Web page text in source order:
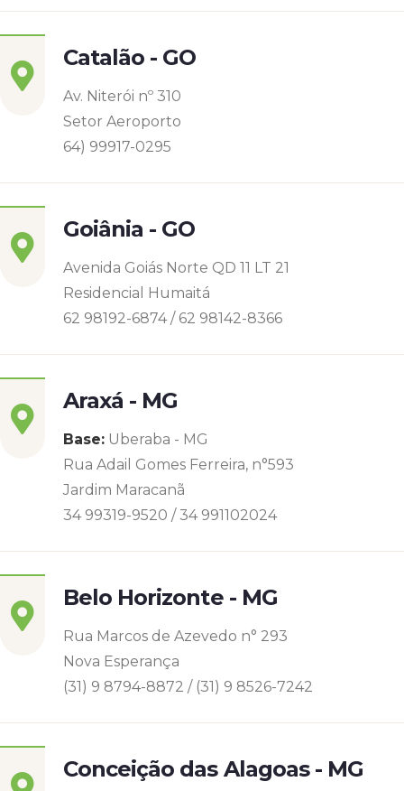
Catalão - GO
Av. Niterói nº 310
Setor Aeroporto
64) 99917-0295
Goiânia - GO
Avenida Goiás Norte QD 11 LT 21
Residencial Humaitá
62 98192-6874 / 62 98142-8366
Araxá - MG
Base: Uberaba - MG
Rua Adail Gomes Ferreira, n°593
Jardim Maracanã
34 99319-9520 / 34 991102024
Belo Horizonte - MG
Rua Marcos de Azevedo n° 293
Nova Esperança
(31) 9 8794-8872 / (31) 9 8526-7242
Conceição das Alagoas - MG